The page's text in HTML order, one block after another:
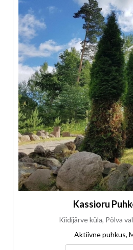
Kassioru
Kiidijärve küla, Põlva
Aktiivne puhkus,